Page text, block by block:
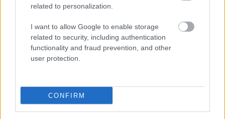
related to personalization.
I want to allow Google to enable storage
related to security, including authentication
functionality and fraud prevention, and other
user protection.
CONFIRM